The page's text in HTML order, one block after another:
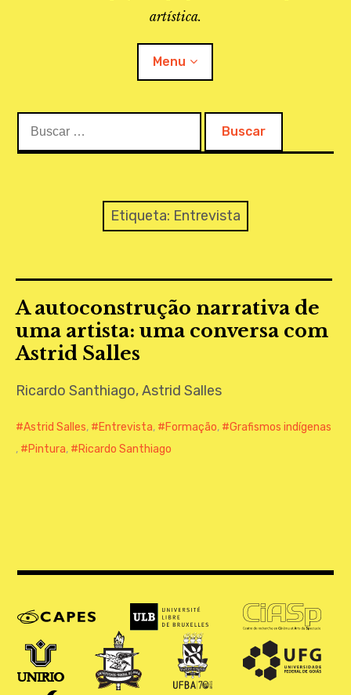
artística.
Menu
O PROJETO
MAPEAMENTO
REVISTA IEPA
CONTATO
Etiqueta: Entrevista
A autoconstrução narrativa de
uma artista: uma conversa com
Astrid Salles
Ricardo Santhiago, Astrid Salles
Astrid Salles, Entrevista, Formação,
Grafismos indígenas
,
Pintura, Ricardo Santhiago